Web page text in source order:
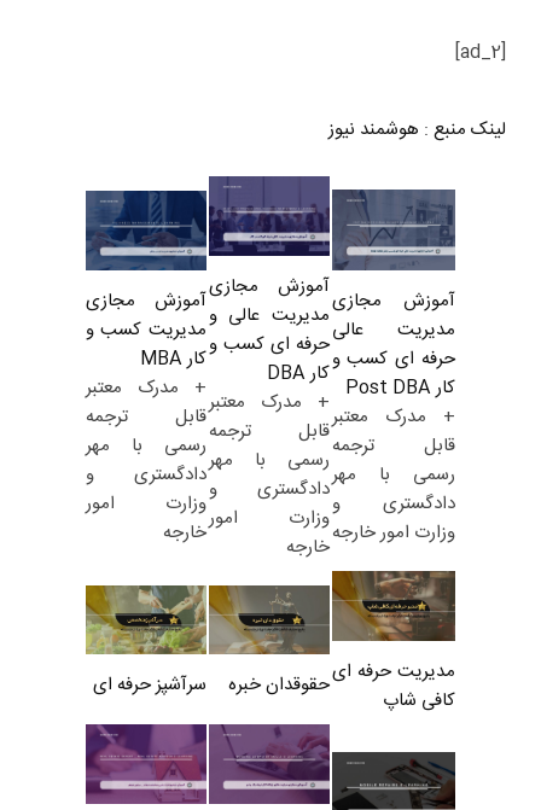
[ad_2]
لینک منبع : هوشمند نیوز
آموزش مجازی
مدیریت عالی
حرفه ای کسب و
کار Post DBA
+ مدرک معتبر
قابل ترجمه
رسمی با مهر
دادگستری و
وزارت امور خارجه
آموزش مجازی
مدیریت عالی و
حرفه ای کسب و
کار DBA
+ مدرک معتبر
قابل ترجمه
رسمی با مهر
دادگستری و
وزارت امور
خارجه
آموزش مجازی
مدیریت کسب و
کار MBA
+ مدرک معتبر
قابل ترجمه
رسمی با مهر
دادگستری و
وزارت امور
خارجه
مدیریت حرفه ای
کافی شاپ
حقوقدان خبره سرآشپز حرفه ای